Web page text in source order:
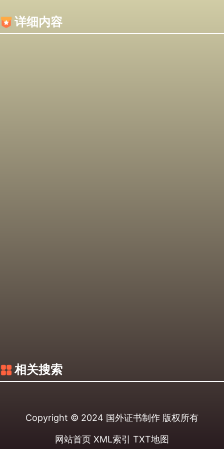
详细内容
相关搜索
Copyright © 2024 国外证书制作 版权所有
网站首页 XML索引 TXT地图